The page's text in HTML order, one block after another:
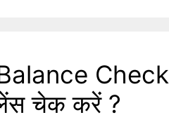
Check
चेक करें ?